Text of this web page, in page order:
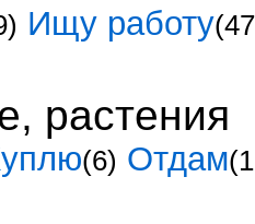
Ищу работу
растения
(6) Отдам